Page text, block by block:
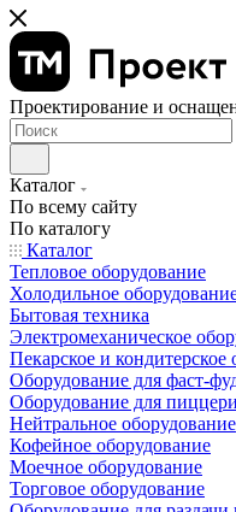
Проектирование и
Каталог
По всему сайту
По каталогу
Каталог
Тепловое оборудование
Холодильное
Бытовая техника
Электромеханическое
Пекарское и кондитерское
Оборудование для фаст-
Оборудование для
Нейтральное оборудование
Кофейное оборудование
Моечное оборудование
Торговое оборудование